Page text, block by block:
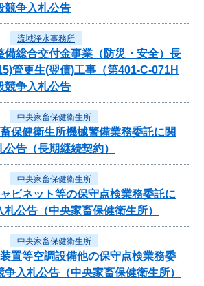
競争入札公告
流域浄水事務所
総合交付金事業（防災・安全）長
管更生(翌債)工事（第401-C-071H
競争入札公告
中央家畜保健衛生所
保健衛生所機械警備業務委託に関
告（長期継続契約）
中央家畜保健衛生所
ビネット等の保守点検業務委託に
公告（中央家畜保健衛生所）
中央家畜保健衛生所
置等空調設備他の保守点検業務委
入札公告（中央家畜保健衛生所）